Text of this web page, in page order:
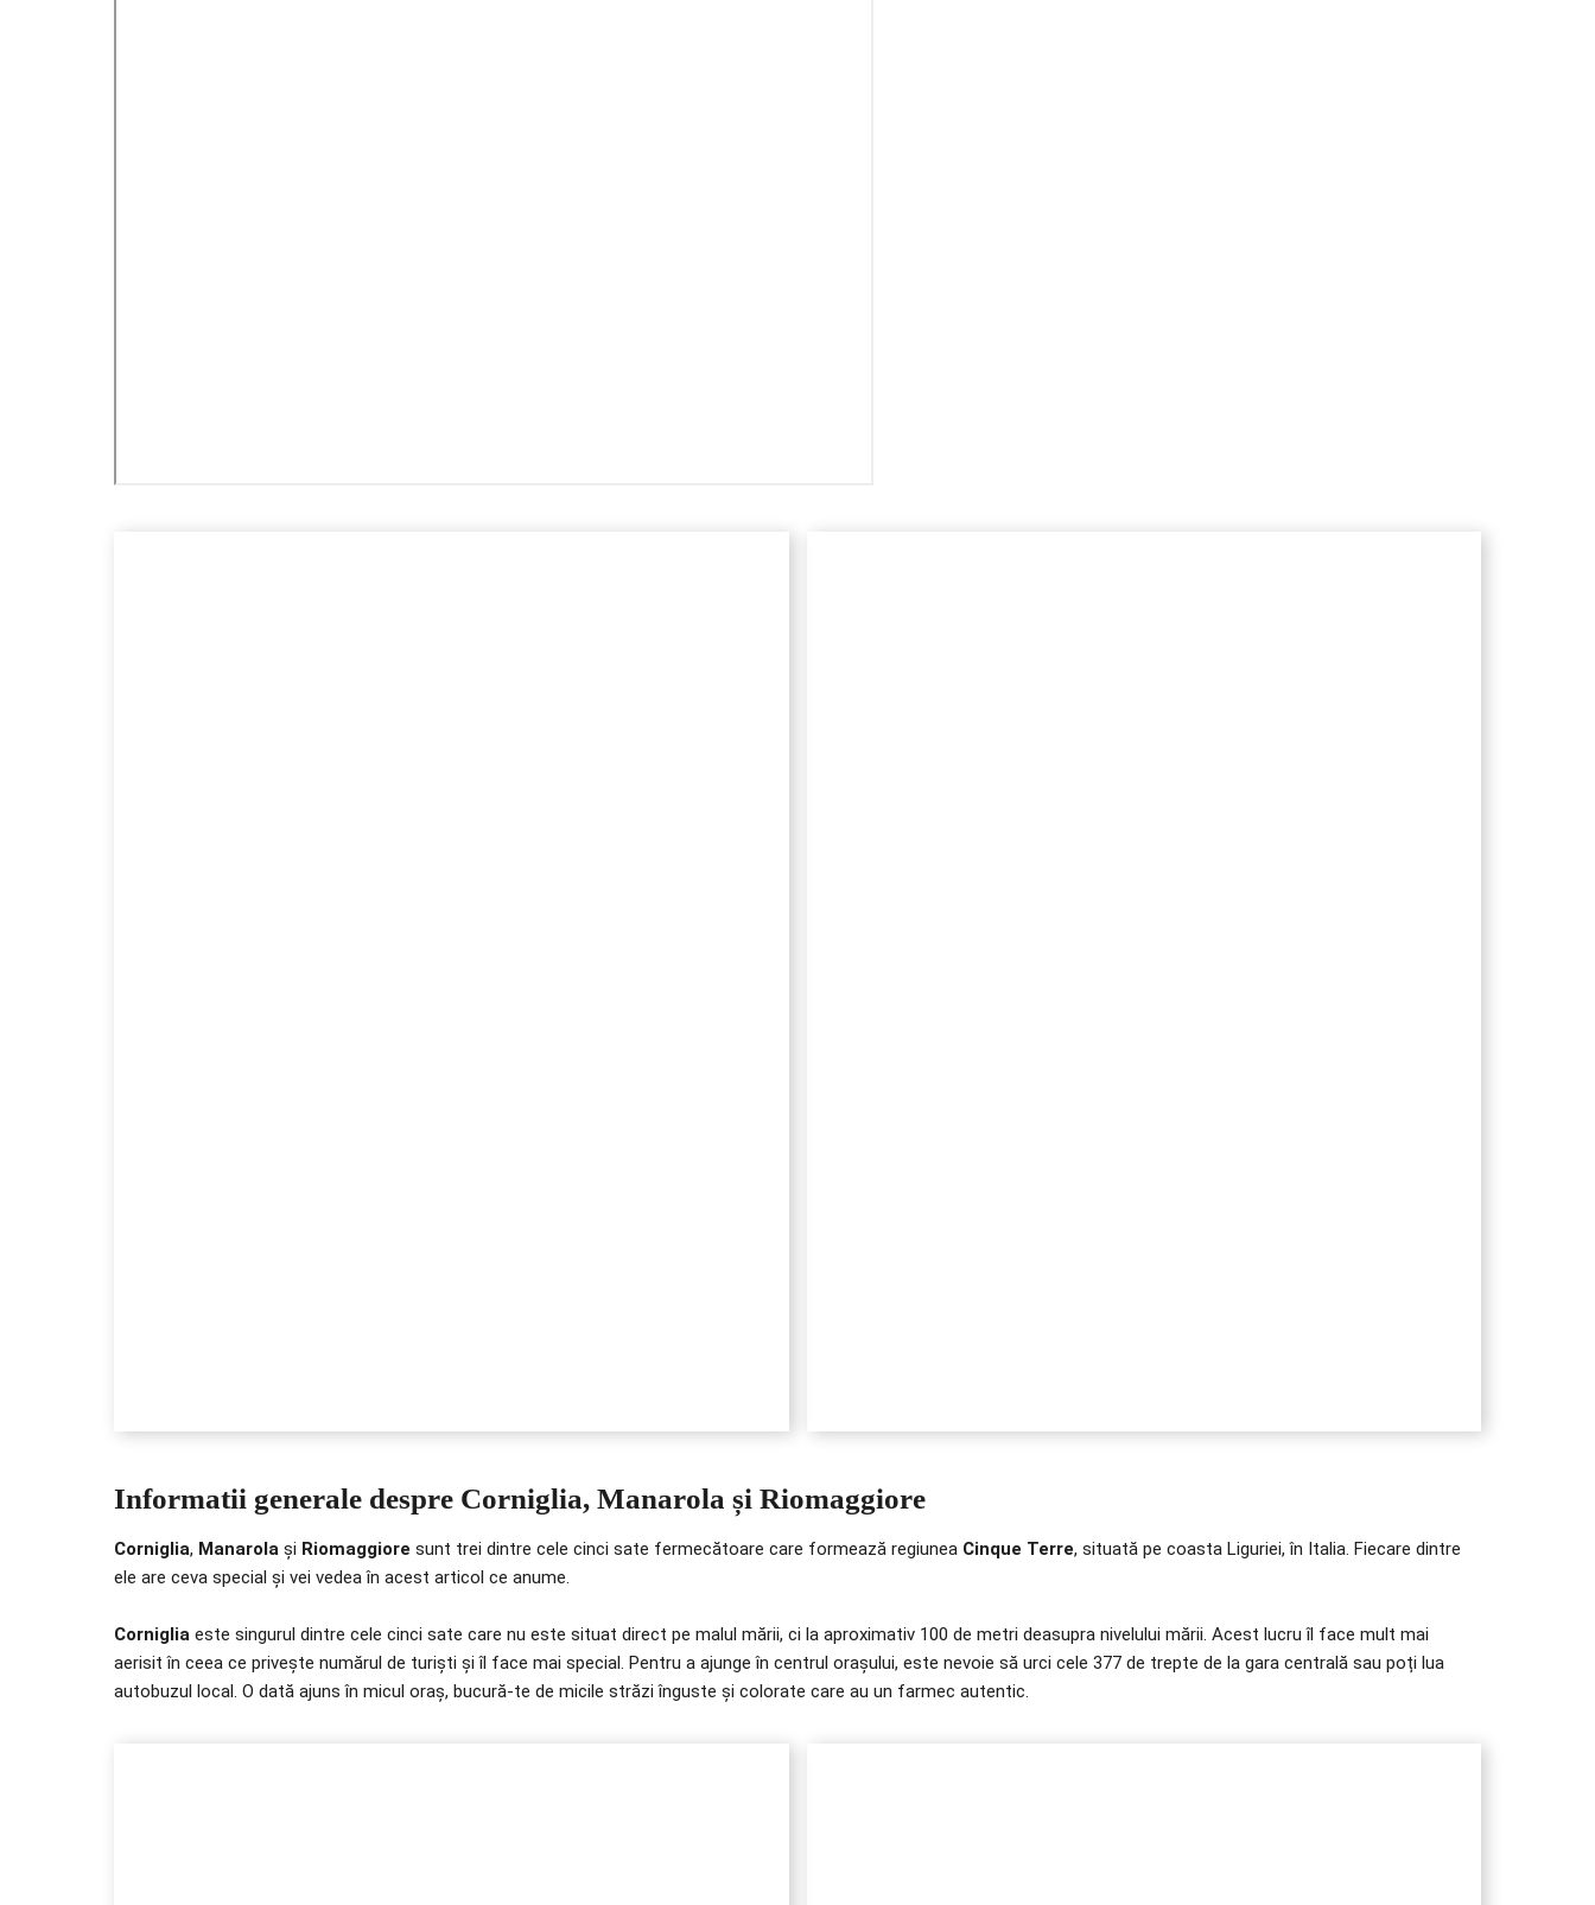
Informatii generale despre Corniglia, Manarola și Riomaggiore
Corniglia, Manarolași Riomaggiore sunt trei dintre cele cinci sate fermecătoare care formează regiunea Cinque Terre, situată pe coasta Liguriei, în Italia. Fiecare dintre
ele are ceva special și vei vedea în acest articol ce anume.
Cornigliaeste singurul dintre cele cinci sate care nu este situat direct pe malul mării, ci la aproximativ 100 de metri deasupra nivelului mării. Acest lucru îl face mult mai
aerisit în ceea ce privește numărul de turiști și îl face mai special. Pentru a ajunge în centrul orașului, este nevoie să urci cele 377 de trepte de la gara centrală sau poți lua
autobuzul local. O dată ajuns în micul oraș, bucură-te de micile străzi înguste și colorate care au un farmec autentic.